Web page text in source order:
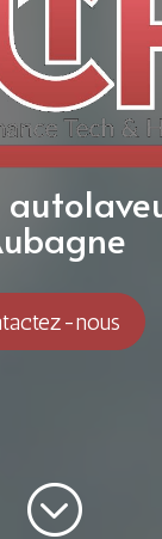
nous
;